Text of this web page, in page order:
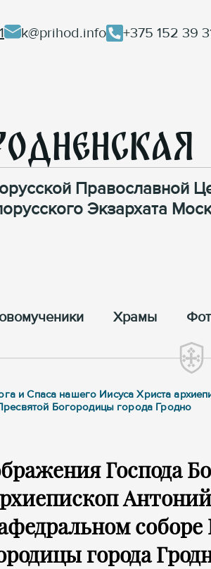
k@prihod.info +375 152 39
Православной
Экзархата
Храмы
и Спаса нашего Иисуса Христа
Богородицы города Гродно
Господа
соборе
города